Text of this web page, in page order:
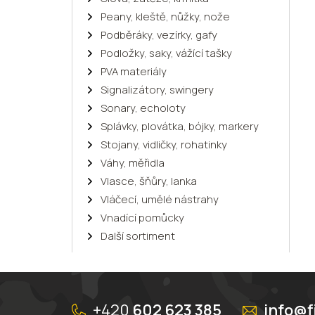
Peany, kleště, nůžky, nože
Podběráky, vezírky, gafy
Podložky, saky, vážící tašky
PVA materiály
Signalizátory, swingery
Sonary, echoloty
Splávky, plovátka, bójky, markery
Stojany, vidličky, rohatinky
Váhy, měřidla
Vlasce, šňůry, lanka
Vláčecí, umělé nástrahy
Vnadící pomůcky
Další sortiment
Z
+420 602 623 385